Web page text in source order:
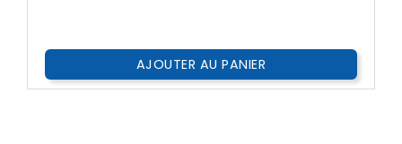
AJOUTER AU PANIER